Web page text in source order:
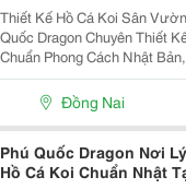
Thiết Kế Hồ Cá Koi Sân Vườn,
Quốc Dragon Chuyên Thiết
Chuẩn Phong Cách Nhật
Tố: Thiết Kế Hài Hòa Với Cảnh Quan Sân Vườn Phong
Đồng Nai
Phú Quốc Dragon Nơi
Hồ Cá Koi Chuẩn Nhật